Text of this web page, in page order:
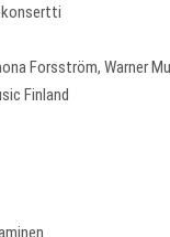
konsertti
Forsström, Warner
Finland